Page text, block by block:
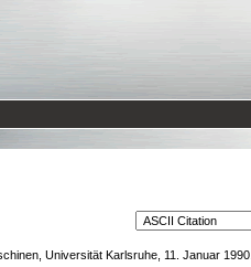
Universität Karlsruhe, 11. Januar 1990.